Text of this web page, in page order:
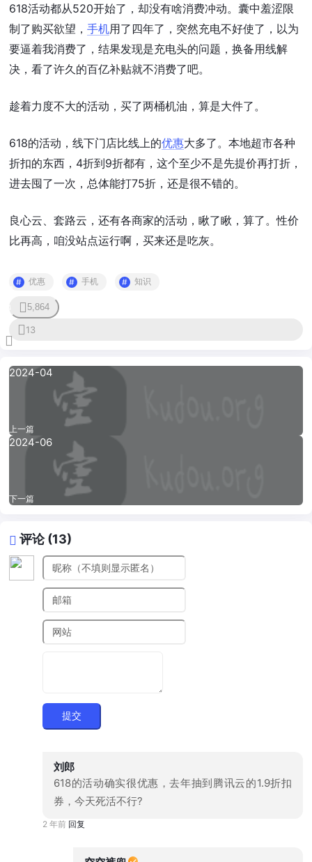
618活动都从520开始了，却没有啥消费冲动。囊中羞涩限
制了购买欲望， 手机用了四年了，突然充电不好使了，以为
要逼着我消费了，结果发现是充电头的问题，换备用线解
决，看了许久的百亿补贴就不消费了吧。
趁着力度不大的活动，买了两桶机油，算是大件了。
618的活动，线下门店比线上的优惠大多了。本地超市各种
折扣的东西，4折到9折都有，这个至少不是先提价再打折，
进去囤了一次，总体能打75折，还是很不错的。
良心云、套路云，还有各商家的活动，瞅了瞅，算了。性价
比再高，咱没站点运行啊，买来还是吃灰。
优惠 手机 知识
5,864
13
2024-04
上一篇
2024-06
下一篇
评论 (13)
提交
刘郎
618的活动确实很优惠，去年抽到腾讯云的1.9折扣
券，今天死活不行?
2 年前 回复